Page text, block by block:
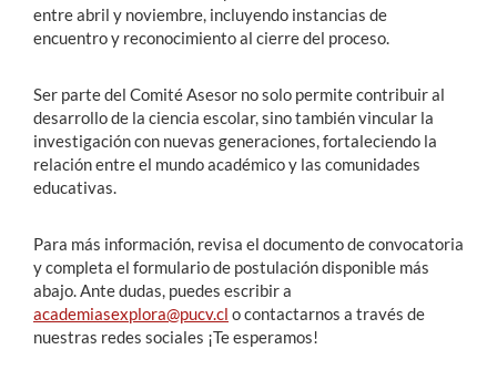
entre abril y noviembre, incluyendo instancias de
encuentro y reconocimiento al cierre del proceso.
Ser parte del Comité Asesor no solo permite contribuir al
desarrollo de la ciencia escolar, sino también vincular la
investigación con nuevas generaciones, fortaleciendo la
relación entre el mundo académico y las comunidades
educativas.
Para más información, revisa el documento de convocatoria
y completa el formulario de postulación disponible más
abajo. Ante dudas, puedes escribir a
academiasexplora@pucv.cl o contactarnos a través de
nuestras redes sociales ¡Te esperamos!